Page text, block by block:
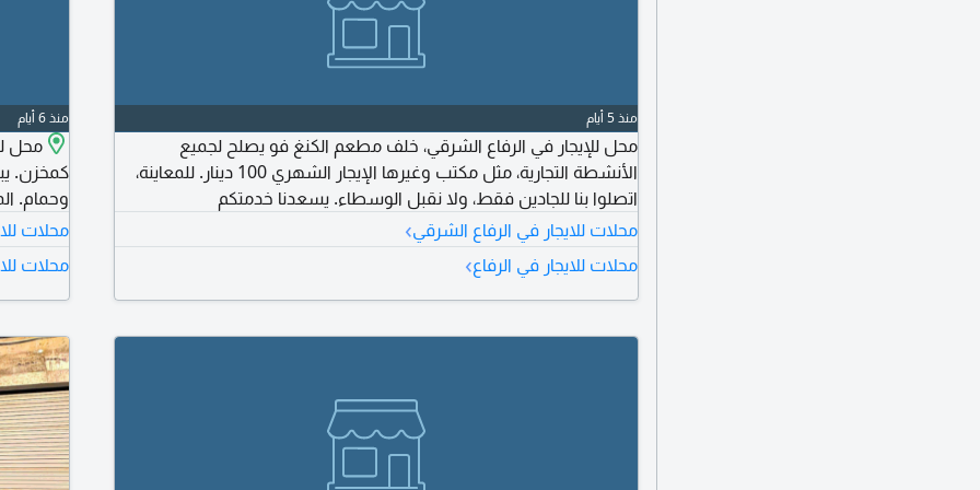
منذ 5 أيام
محل للإيجار في الرفاع الشرقي، خلف مطعم الكنغ فو يصلح لجميع
الأنشطة التجارية، مثل مكتب وغيرها الإيجار الشهري 100 دينار. للمعاينة،
اتصلوا بنا للجادين فقط، ولا نقبل الوسطاء. يسعدنا خدمتكم
محلات للايجار في الرفاع الشرقي›
محلات للايجار في الرفاع›
منذ 6 أيام
محل
وحمام. المطلوب 200 دينار
محلات
محلات